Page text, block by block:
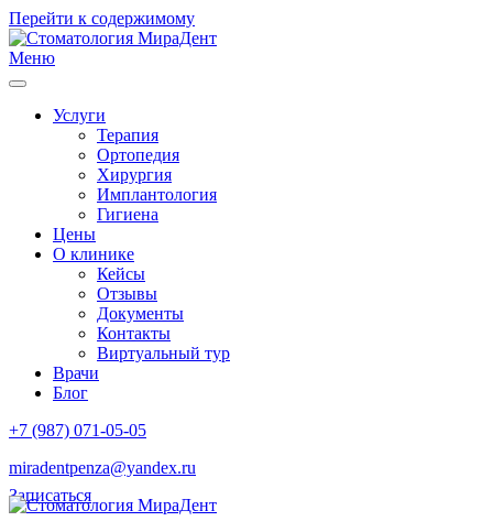
Перейти к содержимому
Меню
Услуги
Терапия
Ортопедия
Хирургия
Имплантология
Гигиена
Цены
О клинике
Кейсы
Отзывы
Документы
Контакты
Виртуальный тур
Врачи
Блог
+7 (987) 071-05-05
miradentpenza@yandex.ru
Записаться